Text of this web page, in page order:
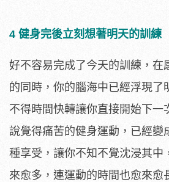
4 健身完後立刻想著明天的訓練
好不容易完成了今天的訓練，在
的同時，你的腦海中已經浮現了
不得時間快轉讓你直接開始下一
說覺得痛苦的健身運動，已經變
種享受，讓你不知不覺沈浸其中
來愈多，連運動的時間也愈來愈